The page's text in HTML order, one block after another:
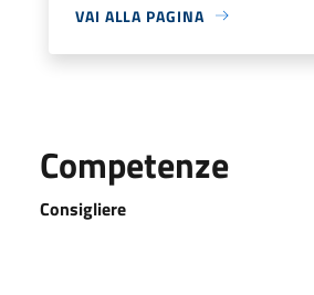
VAI ALLA PAGINA
Competenze
Consigliere